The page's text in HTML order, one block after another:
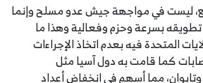
ليست في مواجهة جيش عدو مسلح وإنما
بسرعة وحزم وفعالية وهذا ما
المتحدة فيه بعدم اتخاذ الإجراءات
كما قامت به دول آسيا مثل
مما أسهم في انخفاض أعداد